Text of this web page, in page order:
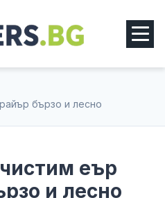
бързо и лесно
еър
и лесно